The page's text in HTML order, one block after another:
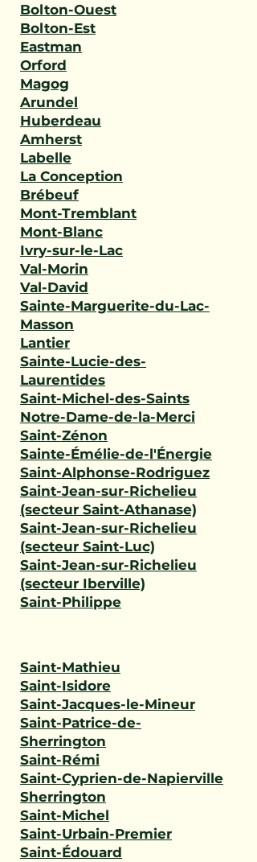
Bolton-Ouest
Bolton-Est
Eastman
Orford
Magog
Arundel
Huberdeau
Amherst
Labelle
La Conception
Brébeuf
Mont-Tremblant
Mont-Blanc
Ivry-sur-le-Lac
Val-Morin
Val-David
Sainte-Marguerite-du-Lac-
Masson
Lantier
Sainte-Lucie-des-
Laurentides
Saint-Michel-des-Saints
Notre-Dame-de-la-Merci
Saint-Zénon
Sainte-Émélie-de-l'Énergie
Saint-Alphonse-Rodriguez
Saint-Jean-sur-Richelieu
(secteur Saint-Athanase)
Saint-Jean-sur-Richelieu
(secteur Saint-Luc)
Saint-Jean-sur-Richelieu
(secteur Iberville)
Saint-Philippe
Saint-Mathieu
Saint-Isidore
Saint-Jacques-le-Mineur
Saint-Patrice-de-
Sherrington
Saint-Rémi
Saint-Cyprien-de-Napierville
Sherrington
Saint-Michel
Saint-Urbain-Premier
Saint-Édouard